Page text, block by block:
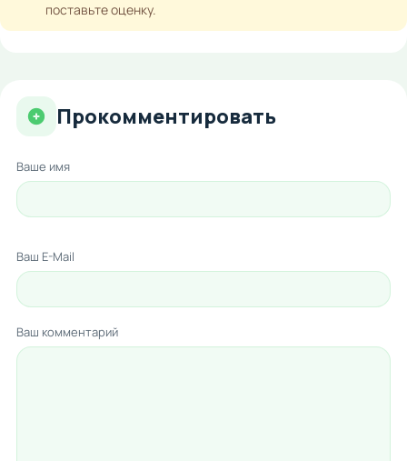
поставьте оценку.
Прокомментировать
Ваше имя
Ваш E-Mail
Ваш комментарий